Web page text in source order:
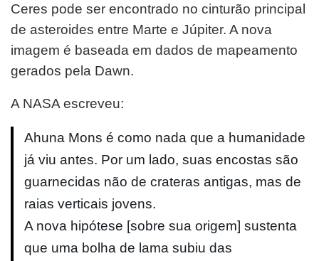
Ceres pode ser encontrado no cinturão principal
de asteroides entre Marte e Júpiter. A nova
imagem é baseada em dados de mapeamento
gerados pela Dawn.
A NASA escreveu:
Ahuna Mons é como nada que a humanidade
já viu antes. Por um lado, suas encostas são
guarnecidas não de crateras antigas, mas de
raias verticais jovens.
A nova hipótese [sobre sua origem] sustenta
que uma bolha de lama subiu das